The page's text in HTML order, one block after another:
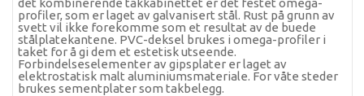
det kombinerende takkabinettet er det festet omega-
profiler, som er laget av galvanisert stål. Rust på grunn av
svett vil ikke forekomme som et resultat av de buede
stålplatekantene. PVC-deksel brukes i omega-profiler i
taket for å gi dem et estetisk utseende.
Forbindelseselementer av gipsplater er laget av
elektrostatisk malt aluminiumsmateriale. For våte steder
brukes sementplater som takbelegg.